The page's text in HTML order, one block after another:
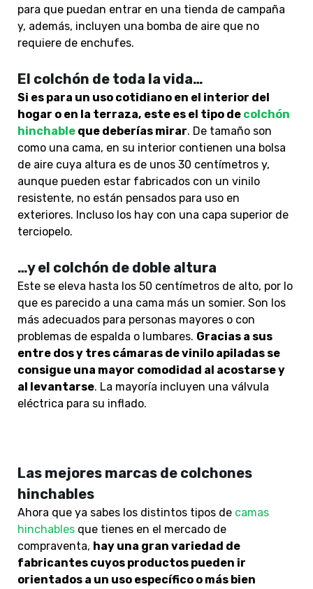
para que puedan entrar en una tienda de campaña
y, además, incluyen una bomba de aire que no
requiere de enchufes.
El colchón de toda la vida…
Si es para un uso cotidiano en el interior del
hogar o en la terraza, este es el tipo de colchón
hinchable que deberías mirar. De tamaño son
como una cama, en su interior contienen una bolsa
de aire cuya altura es de unos 30 centímetros y,
aunque pueden estar fabricados con un vinilo
resistente, no están pensados para uso en
exteriores. Incluso los hay con una capa superior de
terciopelo.
…y el colchón de doble altura
Este se eleva hasta los 50 centímetros de alto, por lo
que es parecido a una cama más un somier. Son los
más adecuados para personas mayores o con
problemas de espalda o lumbares. Gracias a sus
entre dos y tres cámaras de vinilo apiladas se
consigue una mayor comodidad al acostarse y
al levantarse. La mayoría incluyen una válvula
eléctrica para su inflado.
Las mejores marcas de colchones
hinchables
Ahora que ya sabes los distintos tipos de camas
hinchables que tienes en el mercado de
compraventa, hay una gran variedad de
fabricantes cuyos productos pueden ir
orientados a un uso específico o más bien